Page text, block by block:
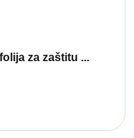
za zaštitu ...